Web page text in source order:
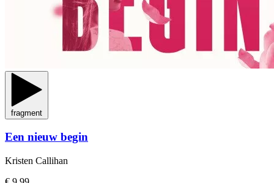
fragment
Een nieuw begin
Kristen Callihan